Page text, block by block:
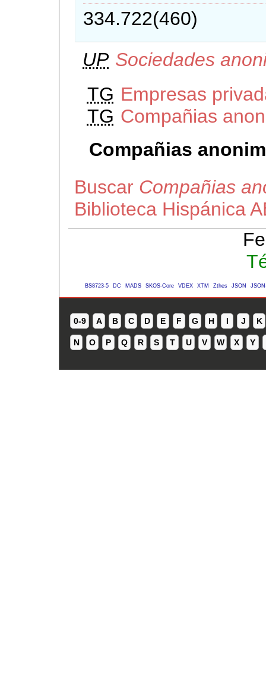
334.722(460)
UP Sociedades
TG Empresas
TG Compañias
Compañias
Buscar Compañias
Biblioteca Hispánica
BS8723-5 DC MADS SKOS-Core VDEX XTM Zthes JSON
0-9 A B C D E F G H I J K
N O P Q R S T U V W X Y